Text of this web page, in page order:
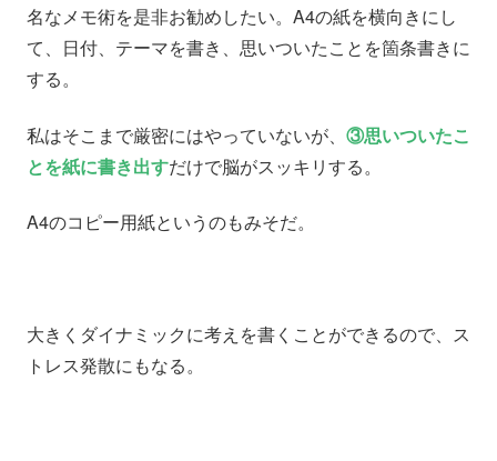
名なメモ術を是非お勧めしたい。A4の紙を横向きにし
て、日付、テーマを書き、思いついたことを箇条書きに
する。
私はそこまで厳密にはやっていないが、 ③思いついたこ
とを紙に書き出すだけで脳がスッキリする。
A4のコピー用紙というのもみそだ。
大きくダイナミックに考えを書くことができるので、ス
トレス発散にもなる。